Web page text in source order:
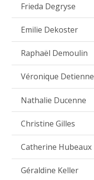
Frieda Degryse
Emilie Dekoster
Raphaël Demoulin
Véronique Detienne
Nathalie Ducenne
Christine Gilles
Catherine Hubeaux
Géraldine Keller